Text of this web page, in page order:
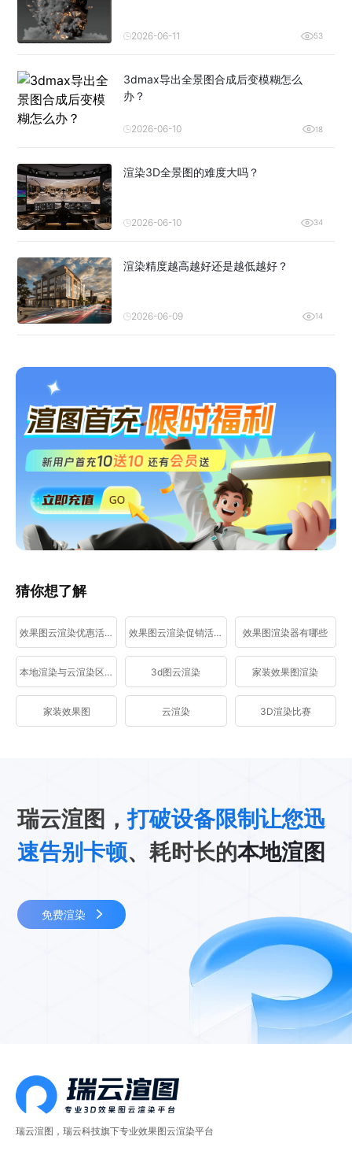
2026-06-11 53
3dmax导出全景图合成后变模糊怎么
办？
2026-06-10 18
渲染3D全景图的难度大吗？
2026-06-10 34
渲染精度越高越好还是越低越好？
2026-06-09 14
猜你想了解
效果图云渲染优惠活动 效果图云渲染促销活动 效果图渲染器有哪些
本地渲染与云渲染区别 3d图云渲染 家装效果图渲染
家装效果图 云渲染 3D渲染比赛
瑞云渲图，打破设备限制让您迅
速告别卡顿、耗时长的本地渲图
免费渲染
瑞云渲图，瑞云科技旗下专业效果图云渲染平台